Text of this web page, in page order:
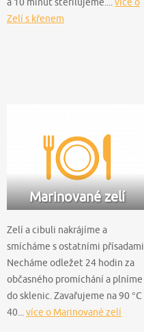
Zelí s křenem
Marinované zelí
Zelí a cibuli nakrájíme a
smícháme s ostatními přísadami.
Necháme odležet 24 hodin za
občasného promíchání a plníme
do sklenic. Zavařujeme na 90 °C
40... více o Marinované zelí